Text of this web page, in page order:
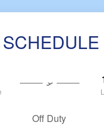
Off Duty